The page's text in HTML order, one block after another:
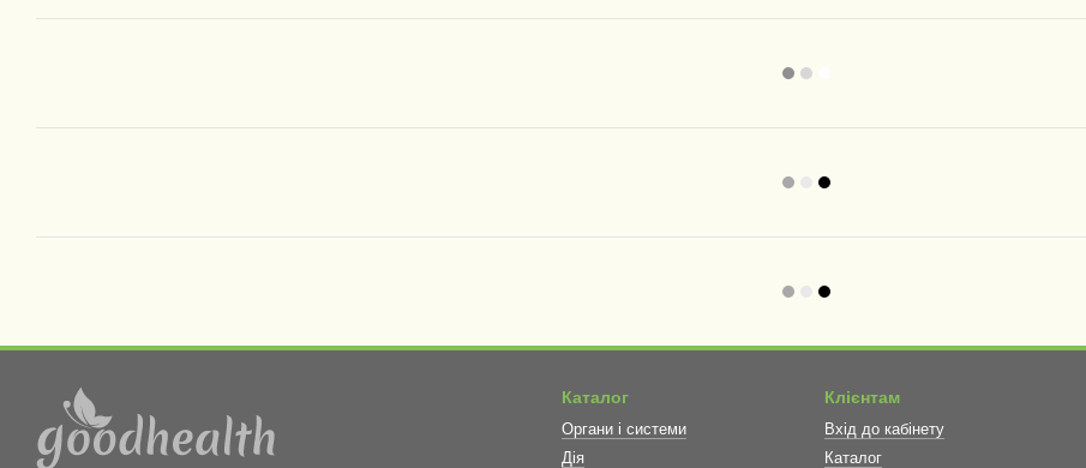
Каталог
Органи і системи
Дія
Клієнтам
Вхід до кабінету
Каталог